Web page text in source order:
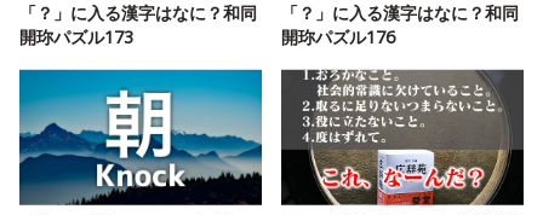
「？」に入る漢字はなに？和同
開珎パズル173
「？」に入る漢字はなに？和同
開珎パズル176